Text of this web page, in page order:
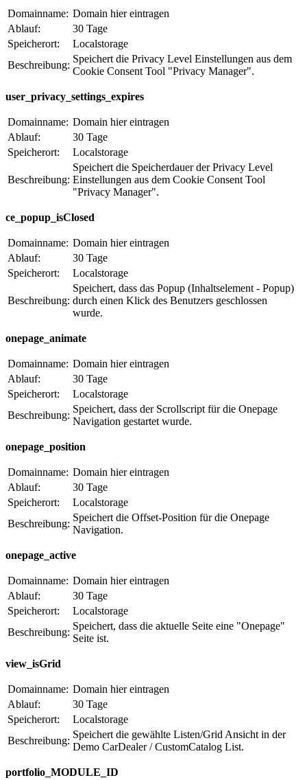
Domainname: Domain hier eintragen
Ablauf:
30 Tage
Speicherort:
Localstorage
Beschreibung:
Speichert die Privacy Level Einstellungen aus dem
Cookie Consent Tool "Privacy Manager".
user_privacy_settings_expires
Domainname: Domain hier eintragen
Ablauf:
30 Tage
Speicherort:
Localstorage
Beschreibung:
Speichert die Speicherdauer der Privacy Level
Einstellungen aus dem Cookie Consent Tool
"Privacy Manager".
ce_popup_isClosed
Domainname: Domain hier eintragen
Ablauf:
30 Tage
Speicherort:
Localstorage
Beschreibung:
Speichert, dass das Popup (Inhaltselement - Popup)
durch einen Klick des Benutzers geschlossen
wurde.
onepage_animate
Domainname: Domain hier eintragen
Ablauf:
30 Tage
Speicherort:
Localstorage
Beschreibung:
Speichert, dass der Scrollscript für die Onepage
Navigation gestartet wurde.
onepage_position
Domainname: Domain hier eintragen
Ablauf:
30 Tage
Speicherort:
Localstorage
Beschreibung:
Speichert die Offset-Position für die Onepage
Navigation.
onepage_active
Domainname: Domain hier eintragen
Ablauf:
30 Tage
Speicherort:
Localstorage
Beschreibung:
Speichert, dass die aktuelle Seite eine "Onepage"
Seite ist.
view_isGrid
Domainname: Domain hier eintragen
Ablauf:
30 Tage
Speicherort:
Localstorage
Beschreibung:
Speichert die gewählte Listen/Grid Ansicht in der
Demo CarDealer / CustomCatalog List.
portfolio_MODULE_ID